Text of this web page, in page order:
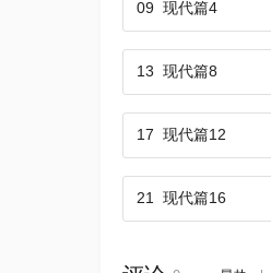
09 现代篇4
13 现代篇8
17 现代篇12
21 现代篇16